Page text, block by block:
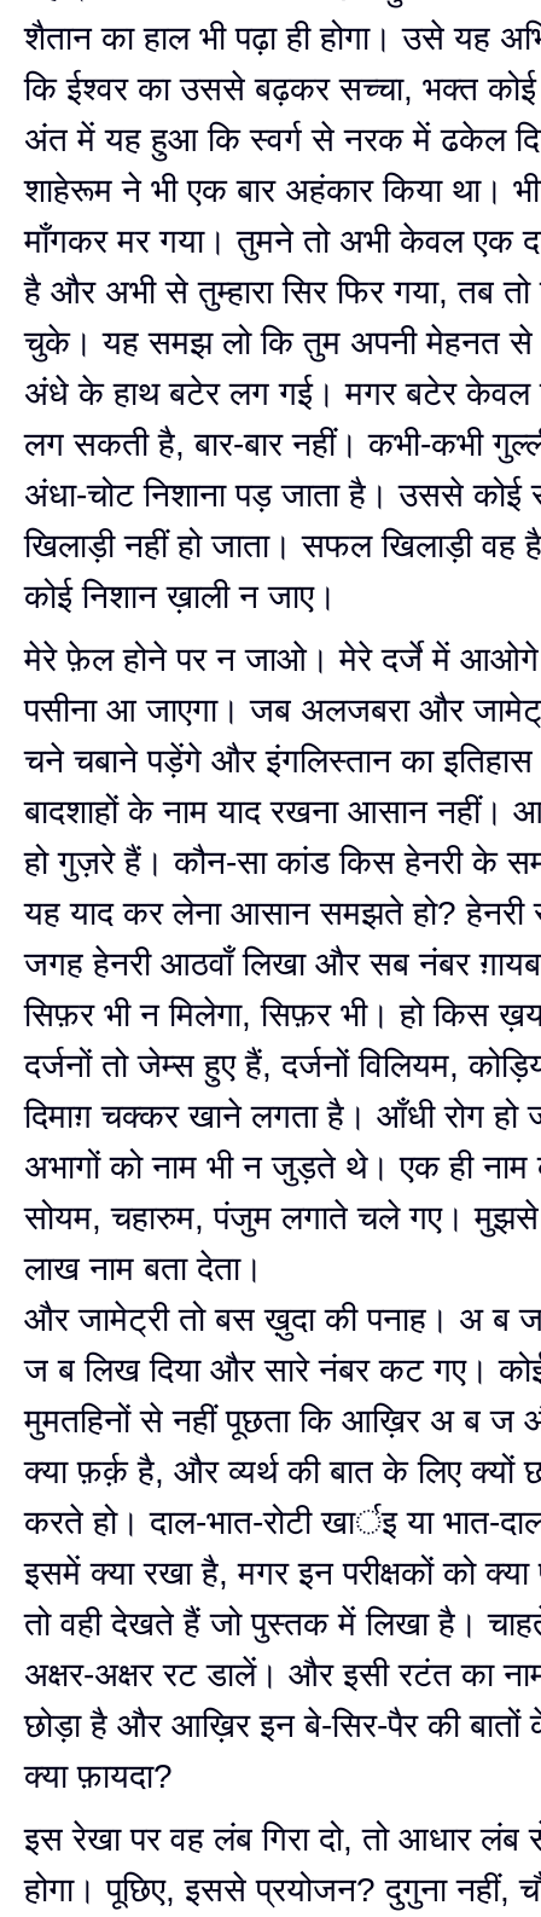
शैतान का हाल भी पढ़ा ही होगा। उसे यह
कि ईश्वर का उससे बढ़कर सच्चा, भक्त कोई
अंत में यह हुआ कि स्वर्ग से नरक में ढकेल
शाहेरूम ने भी एक बार अहंकार किया था।
माँगकर मर गया। तुमने तो अभी केवल एक
है और अभी से तुम्हारा सिर फिर‍ गया, तब
चुके। यह समझ लो कि तुम अपनी मेहनत से
अंधे के हाथ बटेर लग गई। मगर बटेर केवल
लग सकती है, बार-बार नहीं। कभी-कभी
अंधा-चोट निशाना पड़ जाता है। उससे
खिलाड़ी नहीं हो जाता। सफल खिलाड़ी वह
कोई निशान ख़ाली न जाए।
मेरे फ़ेल होने पर न जाओ। मेरे दर्जे में आओगे,
पसीना आ जाएगा। जब अलजबरा और
चने चबाने पड़ेंगे और इंगलिस्तान का इतिहास
बादशाहों के नाम याद रखना आसान नहीं।
हो गुज़रे हैं। कौन-सा कांड किस हेनरी के
यह याद कर लेना आसान समझते हो? हेनरी
जगह हेनरी आठवाँ लिखा और सब नंबर
सिफ़र भी न मिलेगा, सिफ़र भी। हो किस
दर्जनों तो जेम्स हुए हैं, दर्जनों विलियम,
दिमाग़ चक्कर खाने लगता है। आँधी रोग हो
अभागों को नाम भी न जुड़ते थे। एक ही नाम
सोयम, चहारुम, पंजुम लगाते चले गए।
लाख नाम बता देता।
और जामेट्री तो बस ख़ुदा की पनाह। अ ब
ज ब लिख दिया और सारे नंबर कट गए। कोई
मुमतहिनों से नहीं पूछता कि आख़िर अ ब
क्या फ़र्क़ है, और व्यर्थ की बात के लिए क्यों
करते हो। दाल-भात-रोटी खार्इ या भात-
इसमें क्या रखा है, मगर इन परीक्षकों को
तो वही देखते हैं जो पुस्तक में लिखा है।
अक्षर-अक्षर रट डालें। और इसी रटंत का
छोड़ा है और आख़िर इन बे-सिर-पैर की
क्या फ़ायदा?
इस रेखा पर वह लंब गिरा दो, तो आधार लंब
होगा। पूछिए, इससे प्रयोजन? दुगुना नहीं,